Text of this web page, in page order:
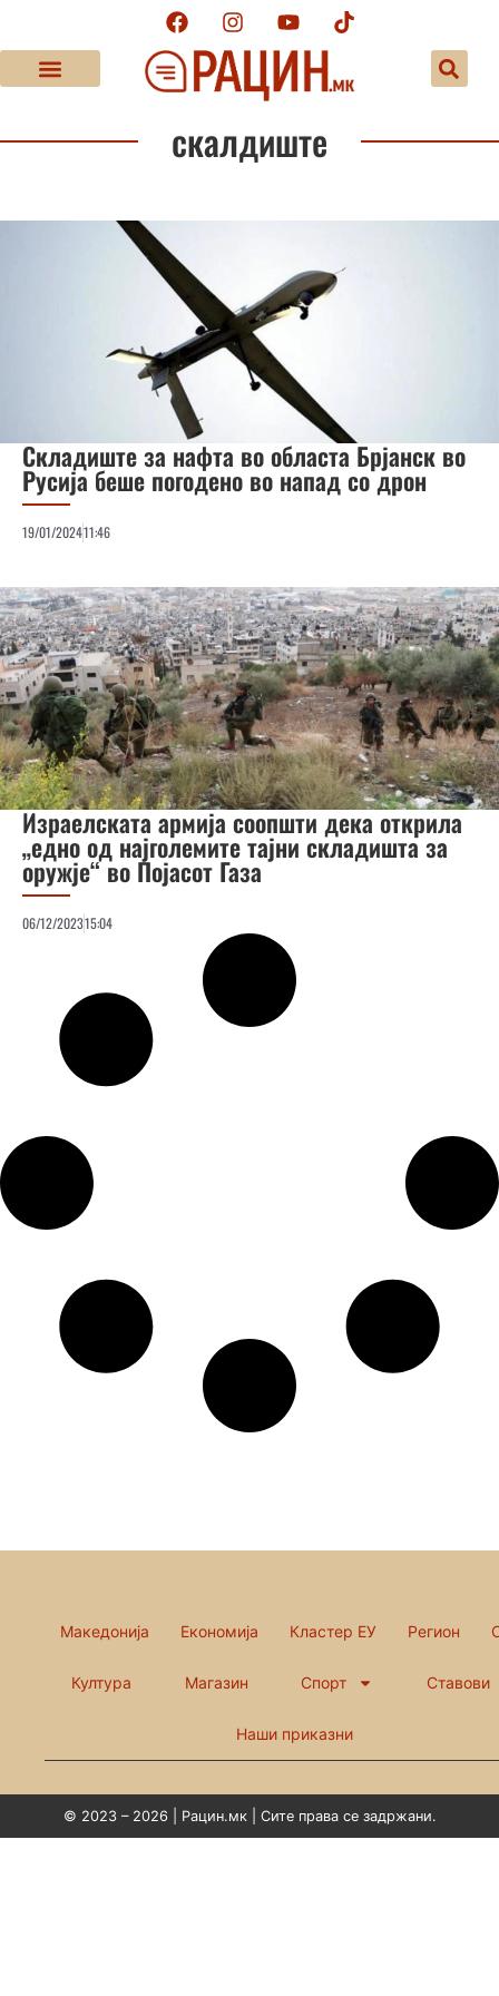
скалдиште
Складиште за нафта во областа Брјанск во
Русија беше погодено во напад со дрон
19/01/202411:46
Израелската армија соопшти дека открила
„едно од најголемите тајни складишта за
оружје“ во Појасот Газа
06/12/202315:04
Македонија Економија Кластер ЕУ Регион
Култура Магазин Спорт Ставови
Наши приказни
© 2023 – 2026 | Рацин.мк | Сите права се задржани.